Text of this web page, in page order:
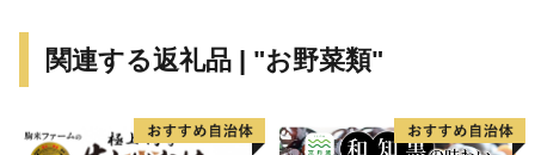
臭さを消し、蛋白質を減らすことなく、余分な脂肪分だ
箱根の西側、標高50m以上の山の斜面に広がる畑では、
関連する返礼品 | "お野菜類"